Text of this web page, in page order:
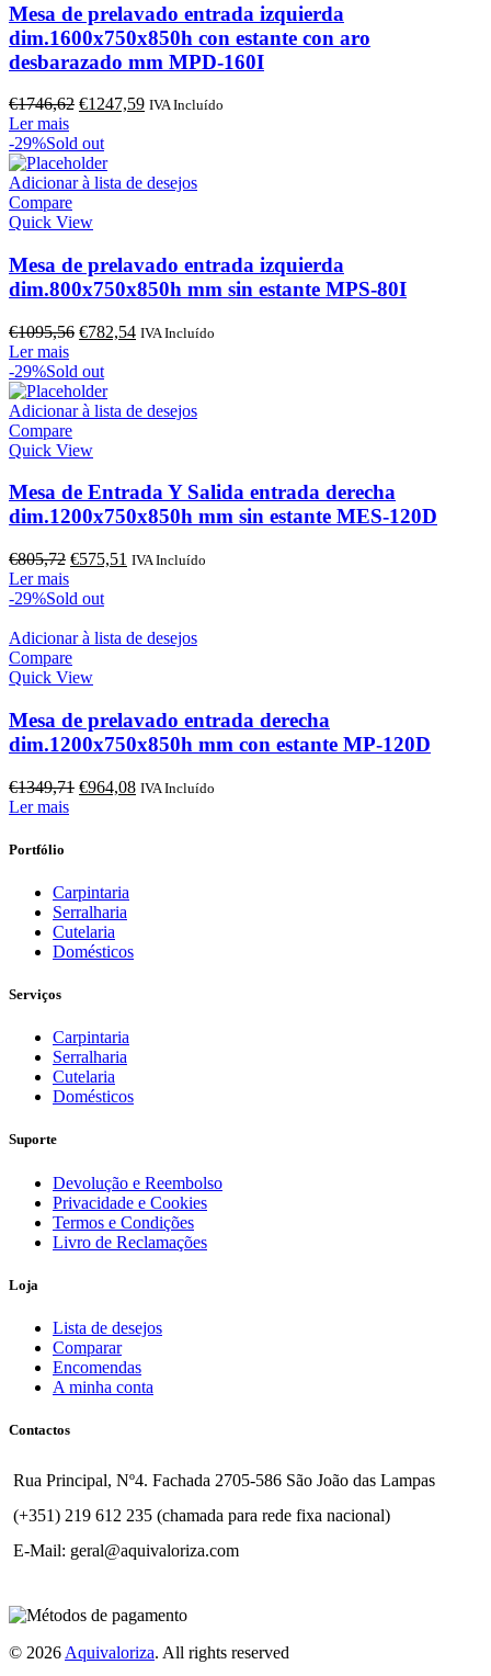
Mesa de prelavado entrada izquierda
dim.1600x750x850h con estante con aro
desbarazado mm MPD-160I
€1746,62 O
original
era:
€1746,62.
€1247,59O
€1247,59.
IVA Incluído
Ler mais
-29%Sold out
Adicionar à lista de desejos
Compare
Quick View
Mesa de prelavado entrada izquierda
dim.800x750x850h mm sin estante MPS-80I
€1095,56 O
original
era:
€1095,56.
€782,54O
€782,54.
IVA Incluído
Ler mais
-29%Sold out
Adicionar à lista de desejos
Compare
Quick View
Mesa de Entrada Y Salida entrada derecha
dim.1200x750x850h mm sin estante MES-120D
€805,72 O
original
€805,72.
€575,51 O
€575,51.
IVA Incluído
Ler mais
-29%Sold out
Adicionar à lista de desejos
Compare
Quick View
Mesa de prelavado entrada derecha
dim.1200x750x850h mm con estante MP-120D
€1349,71 O
€964,08OIVA Incluído
Ler mais
Portfólio
Carpintaria
Serralharia
Cutelaria
Domésticos
Serviços
Carpintaria
Serralharia
Cutelaria
Domésticos
Suporte
Devolução e Reembolso
Privacidade e Cookies
Termos e Condições
Livro de Reclamações
Loja
Lista de desejos
Comparar
Encomendas
A minha conta
Contactos
Rua Principal, Nº4. Fachada 2705-586 São João das Lampas
(+351) 219 612 235 (chamada para rede fixa nacional)
E-Mail: geral@aquivaloriza.com
© 2026 Aquivaloriza. All rights reserved